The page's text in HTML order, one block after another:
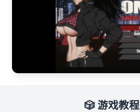
🎲 游戏教程